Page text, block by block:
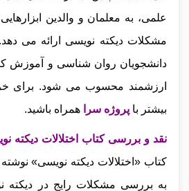
علمی، به معلمان و والدین
مشکلات دیکته‌ نویسی ارائه می‌ دهد.
دانشجویان روان‌ شناسی و آموزش
ارزشمند محسوب می‌ شود. برای
بیشتر با پروژه سرا همراه باشید.
نقد و بررسی کتاب اختلالات دیکته
کتاب «اختلالات دیکته‌ نویسی»
به بررسی مشکلات رایج در دیکته‌